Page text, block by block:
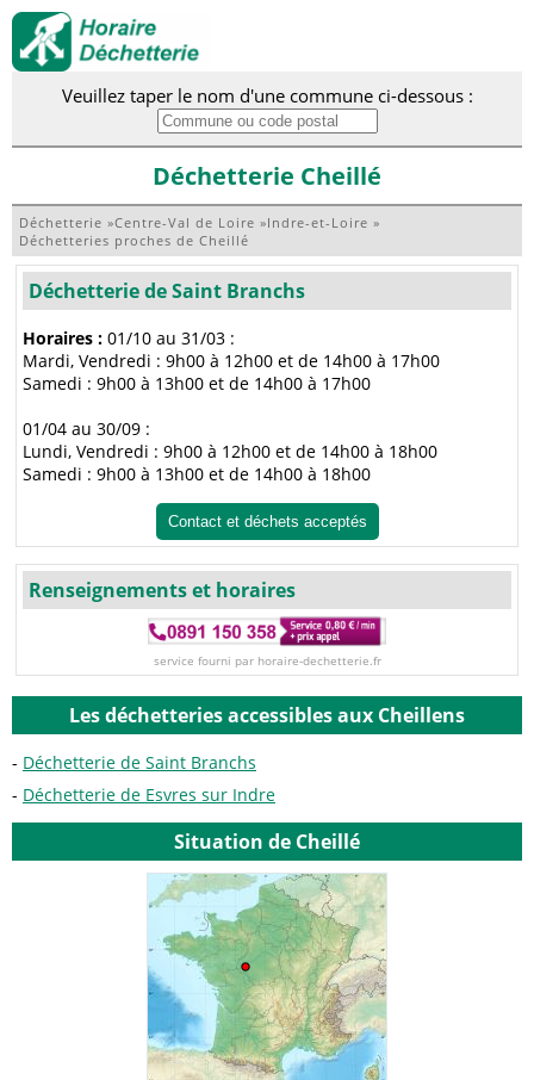
Veuillez taper le nom d'une commune ci-dessous :
Déchetterie Cheillé
Déchetterie »Centre-Val de Loire »Indre-et-Loire »
Déchetteries proches de Cheillé
Déchetterie de Saint Branchs
Horaires : 01/10 au 31/03 :
Mardi, Vendredi : 9h00 à 12h00 et de 14h00 à 17h00
Samedi : 9h00 à 13h00 et de 14h00 à 17h00
01/04 au 30/09 :
Lundi, Vendredi : 9h00 à 12h00 et de 14h00 à 18h00
Samedi : 9h00 à 13h00 et de 14h00 à 18h00
Contact et déchets acceptés
Renseignements et horaires
service fourni par horaire-dechetterie.fr
Les déchetteries accessibles aux Cheillens
Déchetterie de Saint Branchs
Déchetterie de Esvres sur Indre
Situation de Cheillé